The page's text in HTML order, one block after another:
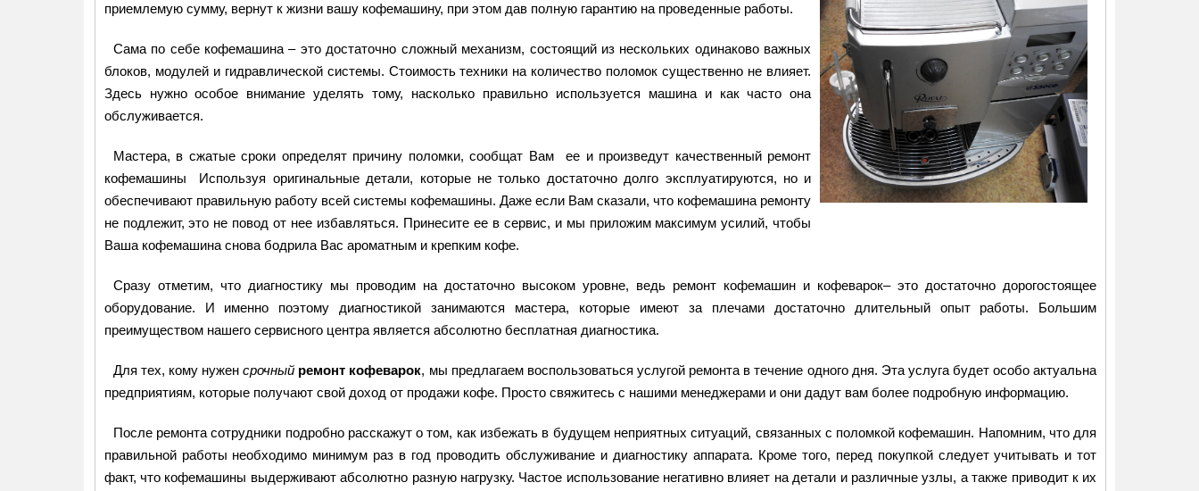
приемлемую сумму, вернут к жизни вашу кофемашину, при этом дав полную гарантию на проведенные работы.
Сама по себе кофемашина – это достаточно сложный механизм, состоящий из нескольких одинаково важных
блоков, модулей и гидравлической системы. Стоимость техники на количество поломок существенно не влияет.
Здесь нужно особое внимание уделять тому, насколько правильно используется машина и как часто она
обслуживается.
Мастера, в сжатые сроки определят причину поломки, сообщат Вам ее и произведут качественный ремонт
кофемашины Используя оригинальные детали, которые не только достаточно долго эксплуатируются, но и
обеспечивают правильную работу всей системы кофемашины. Даже если Вам сказали, что кофемашина ремонту
не подлежит, это не повод от нее избавляться. Принесите ее в сервис, и мы приложим максимум усилий, чтобы
Ваша кофемашина снова бодрила Вас ароматным и крепким кофе.
Сразу отметим, что диагностику мы проводим на достаточно высоком уровне, ведь ремонт кофемашин и кофеварок– это достаточно дорогостоящее
оборудование. И именно поэтому диагностикой занимаются мастера, которые имеют за плечами достаточно длительный опыт работы. Большим
преимуществом нашего сервисного центра является абсолютно бесплатная диагностика.
Для тех, кому нуженсрочный ремонт кофеварок, мы предлагаем воспользоваться услугой ремонта в течение одного дня. Эта услуга будет особо актуальна
предприятиям, которые получают свой доход от продажи кофе. Просто свяжитесь с нашими менеджерами и они дадут вам более подробную информацию.
После ремонта сотрудники подробно расскажут о том, как избежать в будущем неприятных ситуаций, связанных с поломкой кофемашин. Напомним, что для
правильной работы необходимо минимум раз в год проводить обслуживание и диагностику аппарата. Кроме того, перед покупкой следует учитывать и тот
факт, что кофемашины выдерживают абсолютно разную нагрузку. Частое использование негативно влияет на детали и различные узлы, а также приводит к их